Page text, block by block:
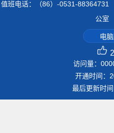
值班电话：（86）-0531-
公
电
访问量：
开通时间：
最后更新时间